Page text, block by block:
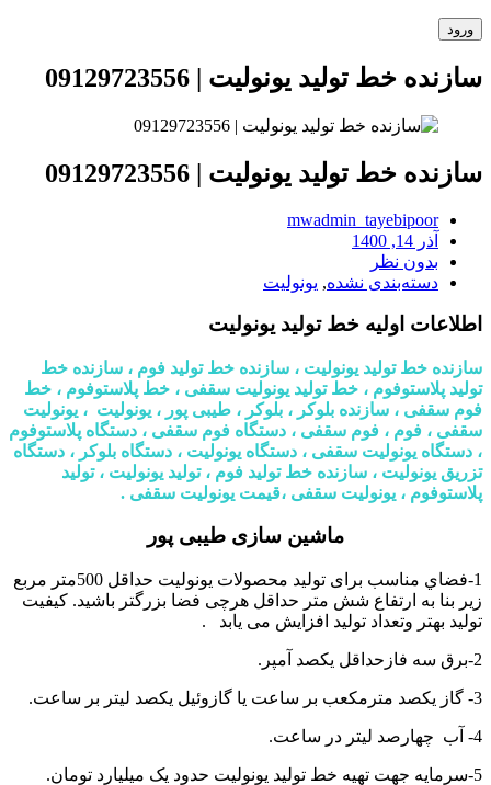
سازنده خط تولید یونولیت | 09129723556
سازنده خط تولید یونولیت | 09129723556
mwadmin_tayebipoor
آذر 14, 1400
بدون نظر
دسته‌بندی نشده, یونولیت
طلاعات اولیه خط تولید یونولیت
سازنده خط تولید یونولیت ، سازنده خط تولید فوم ، سازنده خط
تولید پلاستوفوم ، خط تولید یونولیت سقفی ، خط پلاستوفوم ، خط
فوم سقفی ، سازنده بلوکر ، بلوکر ، طیبی پور ، یونولیت ، یونولیت
سقفی ، فوم ، فوم سقفی ، دستگاه فوم سقفی ، دستگاه پلاستوفوم
، دستگاه یونولیت سقفی ، دستگاه یونولیت ، دستگاه بلوکر ، دستگاه
تزریق یونولیت ، سازنده خط تولید فوم ، تولید یونولیت ، تولید
پلاستوفوم ، یونولیت سقفی ،قیمت یونولیت سقفی .
ماشین سازی طیبی پور
1-فضاي مناسب برای تولید محصولات یونولیت حداقل 500متر مربع
زير بنا به ارتفاع شش متر حداقل هرچی فضا بزرگتر باشید. کیفیت
تولید بهتر وتعداد تولید افزایش می یابد .
2-برق سه فازحداقل یکصد آمپر.
3- گاز یکصد مترمكعب بر ساعت يا گازوئيل یکصد ليتر بر ساعت.
4- آب چهارصد لیتر در ساعت.
5-سرمایه جهت تهیه خط تولید یونولیت حدود یک میلیارد تومان.